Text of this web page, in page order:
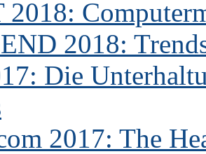
2018:
Die
2017: The